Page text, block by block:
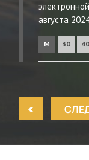
августа
М 30 40